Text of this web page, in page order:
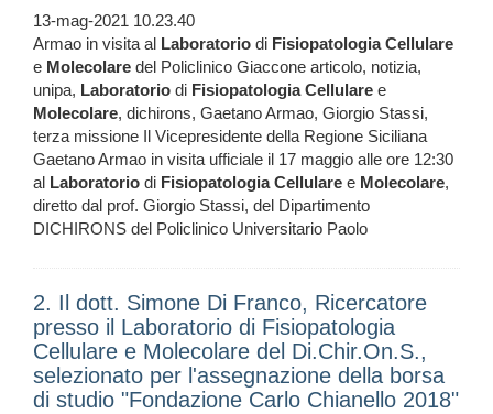
13-mag-2021 10.23.40
Armao in visita al Laboratorio di Fisiopatologia Cellulare
e Molecolare del Policlinico Giaccone articolo, notizia,
unipa, Laboratorio di Fisiopatologia Cellulare e
Molecolare, dichirons, Gaetano Armao, Giorgio Stassi,
terza missione Il Vicepresidente della Regione Siciliana
Gaetano Armao in visita ufficiale il 17 maggio alle ore 12:30
al Laboratorio di Fisiopatologia Cellulare e Molecolare,
diretto dal prof. Giorgio Stassi, del Dipartimento
DICHIRONS del Policlinico Universitario Paolo
2. Il dott. Simone Di Franco, Ricercatore
presso il Laboratorio di Fisiopatologia
Cellulare e Molecolare del Di.Chir.On.S.,
selezionato per l'assegnazione della borsa
di studio "Fondazione Carlo Chianello 2018"